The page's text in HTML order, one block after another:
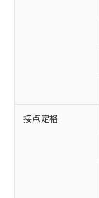
接点定格ご利
ご利用
非含有
有に対
対応予
非含有
定はあ
調査・